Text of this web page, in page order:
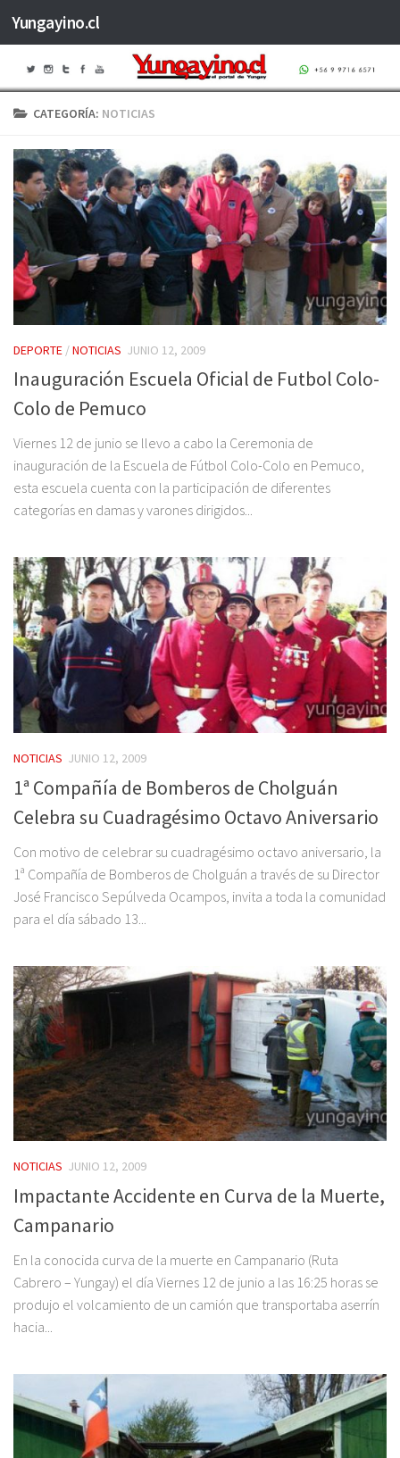
Saltar al contenido
Yungayino.cl
CATEGORÍA: NOTICIAS
DEPORTE /NOTICIAS JUNIO 12, 2009
Inauguración Escuela Oficial de Futbol Colo-
Colo de Pemuco
Viernes 12 de junio se llevo a cabo la Ceremonia de
inauguración de la Escuela de Fútbol Colo-Colo en Pemuco,
esta escuela cuenta con la participación de diferentes
categorías en damas y varones dirigidos...
NOTICIAS JUNIO 12, 2009
1ª Compañía de Bomberos de Cholguán
Celebra su Cuadragésimo Octavo Aniversario
Con motivo de celebrar su cuadragésimo octavo aniversario, la
1ª Compañía de Bomberos de Cholguán a través de su Director
José Francisco Sepúlveda Ocampos, invita a toda la comunidad
para el día sábado 13...
NOTICIAS JUNIO 12, 2009
Impactante Accidente en Curva de la Muerte,
Campanario
En la conocida curva de la muerte en Campanario (Ruta
Cabrero – Yungay) el día Viernes 12 de junio a las 16:25 horas se
produjo el volcamiento de un camión que transportaba aserrín
hacia...